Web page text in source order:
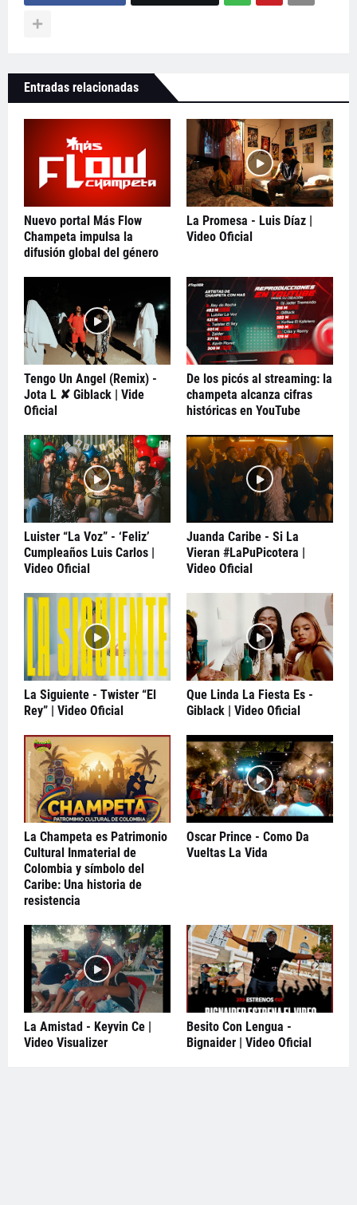
Entradas relacionadas
Nuevo portal Más Flow
Champeta impulsa la
difusión global del género
La Promesa - Luis Díaz |
Video Oficial
Tengo Un Angel (Remix) -
Jota L ✘ Giblack | Vide
Oficial
De los picós al streaming: la
champeta alcanza cifras
históricas en YouTube
Luister “La Voz” - ‘Feliz’
Cumpleaños Luis Carlos |
Video Oficial
Juanda Caribe - Si La
Vieran #LaPuPicotera |
Video Oficial
La Siguiente - Twister “El
Rey” | Video Oficial
Que Linda La Fiesta Es -
Giblack | Video Oficial
La Champeta es Patrimonio
Cultural Inmaterial de
Colombia y símbolo del
Caribe: Una historia de
resistencia
Oscar Prince - Como Da
Vueltas La Vida
La Amistad - Keyvin Ce |
Video Visualizer
Besito Con Lengua -
Bignaider | Video Oficial